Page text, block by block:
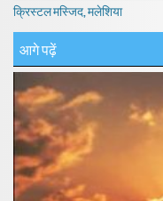
क्रिस्टल मस्जिद, मलेशिया
आगे पढ़ें